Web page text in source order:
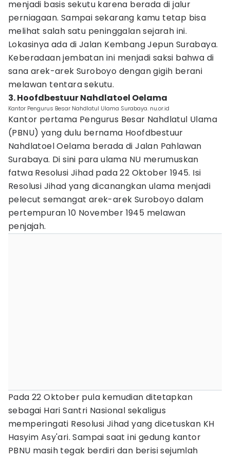
menjadi basis sekutu karena berada di jalur
perniagaan. Sampai sekarang kamu tetap bisa
melihat salah satu peninggalan sejarah ini.
Lokasinya ada di Jalan Kembang Jepun Surabaya.
Keberadaan jembatan ini menjadi saksi bahwa di
sana arek-arek Suroboyo dengan gigih berani
melawan tentara sekutu.
3. Hoofdbestuur Nahdlatoel Oelama
Kantor Pengurus Besar Nahdlatul Ulama Surabaya. nu.or.id
Kantor pertama Pengurus Besar Nahdlatul Ulama
(PBNU) yang dulu bernama Hoofdbestuur
Nahdlatoel Oelama berada di Jalan Pahlawan
Surabaya. Di sini para ulama NU merumuskan
fatwa Resolusi Jihad pada 22 Oktober 1945. Isi
Resolusi Jihad yang dicanangkan ulama menjadi
pelecut semangat arek-arek Suroboyo dalam
pertempuran 10 November 1945 melawan
penjajah.
Pada 22 Oktober pula kemudian ditetapkan
sebagai Hari Santri Nasional sekaligus
memperingati Resolusi Jihad yang dicetuskan KH
Hasyim Asy'ari. Sampai saat ini gedung kantor
PBNU masih tegak berdiri dan berisi sejumlah